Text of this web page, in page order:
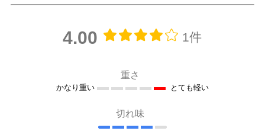
4.00 1件
重さ
かなり重い とても軽い
切れ味